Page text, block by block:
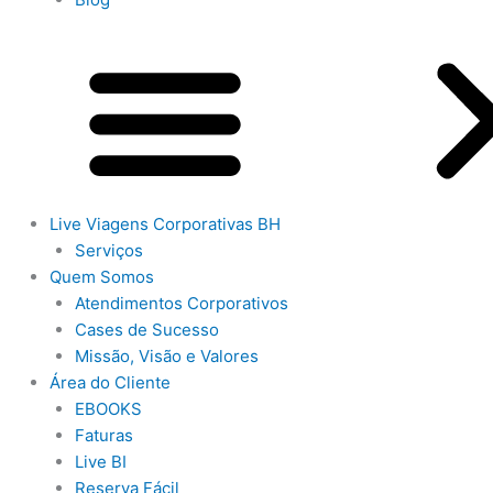
Live Viagens Corporativas BH
Serviços
Quem Somos
Atendimentos Corporativos
Cases de Sucesso
Missão, Visão e Valores
Área do Cliente
EBOOKS
Faturas
Live BI
Reserva Fácil